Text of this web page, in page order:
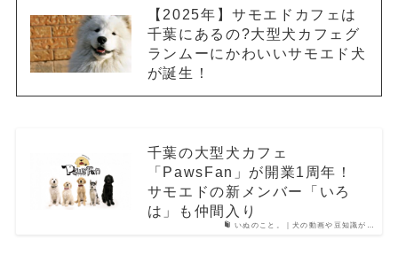
【2025年】サモエドカフェは
千葉にあるの?大型犬カフェグ
ランムーにかわいいサモエド犬
が誕生！
いぬのこと。｜犬の動画や豆知識が…
千葉の大型犬カフェ
「PawsFan」が開業1周年！
サモエドの新メンバー「いろ
は」も仲間入り